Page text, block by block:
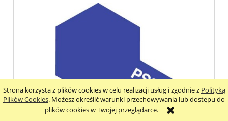
Strona korzysta z plików cookies w celu realizacji usług i zgodnie z Polityką
Plików Cookies. Możesz określić warunki przechowywania lub dostępu do
plików cookies w Twojej przeglądarce.